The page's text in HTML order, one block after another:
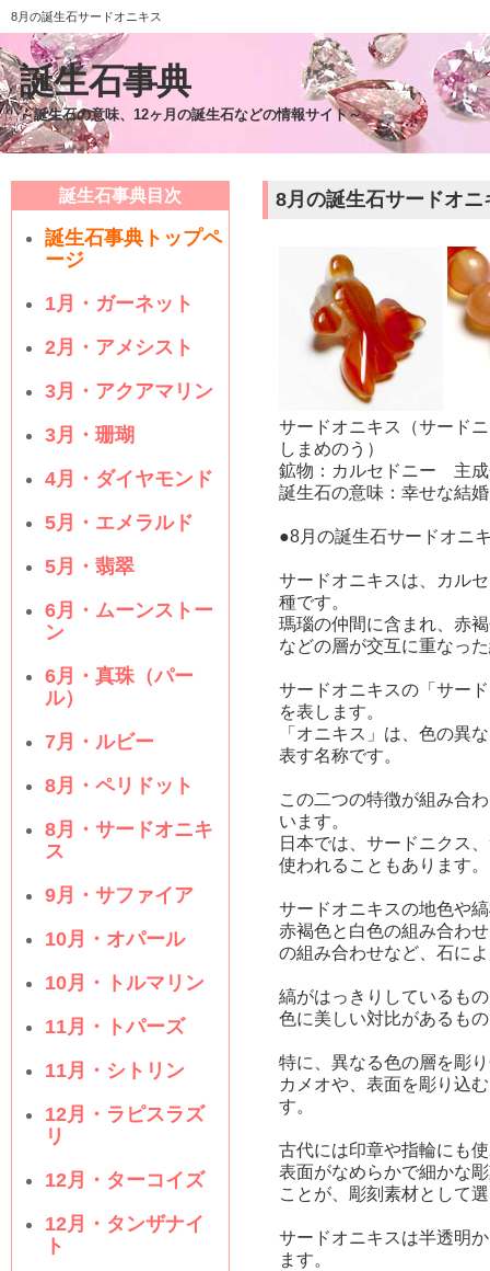
8月の誕生石サードオニキス
誕生石事典
～誕生石の意味、12ヶ月の誕生石などの情報サイト～
誕生石事典目次
誕生石事典トップペ
ージ
1月・ガーネット
2月・アメシスト
3月・アクアマリン
3月・珊瑚
4月・ダイヤモンド
5月・エメラルド
5月・翡翠
6月・ムーンストー
ン
6月・真珠（パー
ル）
7月・ルビー
8月・ペリドット
8月・サードオニキ
ス
9月・サファイア
10月・オパール
10月・トルマリン
11月・トパーズ
11月・シトリン
12月・ラピスラズ
リ
12月・ターコイズ
12月・タンザナイ
ト
8月の誕生石サードオニ
サードオニキス（サード
しまめのう）
鉱物：カルセドニー 主
誕生石の意味：幸せな結
●8月の誕生石サードオニ
サードオニキスは、カル
種です。
瑪瑙の仲間に含まれ、赤
などの層が交互に重なっ
サードオニキスの「サー
を表します。
「オニキス」は、色の異
表す名称です。
この二つの特徴が組み合
います。
日本では、サードニクス
使われることもあります。
サードオニキスの地色や
赤褐色と白色の組み合わ
の組み合わせなど、石に
縞がはっきりしているも
色に美しい対比があるも
特に、異なる色の層を彫
カメオや、表面を彫り込
す。
古代には印章や指輪にも
表面がなめらかで細かな
ことが、彫刻素材として
サードオニキスは半透明
ます。